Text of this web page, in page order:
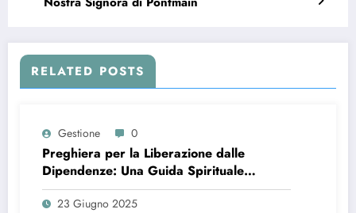
RELATED POSTS
Gestione 0
Preghiera per la Liberazione dalle
Dipendenze: Una Guida Spirituale
Completa
23 Giugno 2025